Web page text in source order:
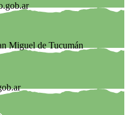
Miguel de Tucumán